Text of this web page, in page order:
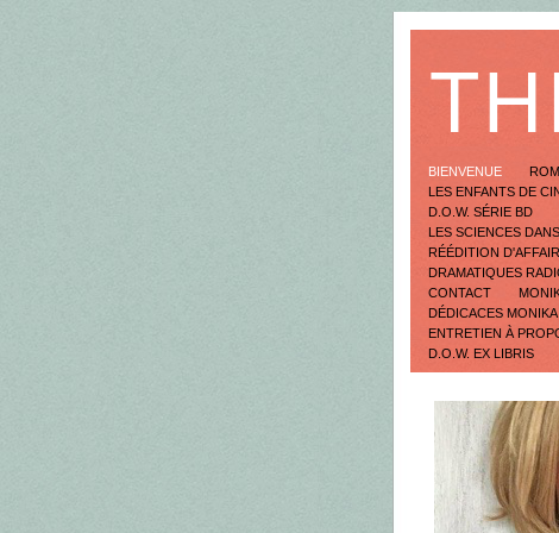
BIENVENUE
LES ENFANTS DE
D.O.W. SÉRIE BD
LES SCIENCES
RÉÉDITION
DRAMATIQUES
CONTACT
DÉDICACES MONIKA
ENTRETIEN À
D.O.W. EX LIBRIS